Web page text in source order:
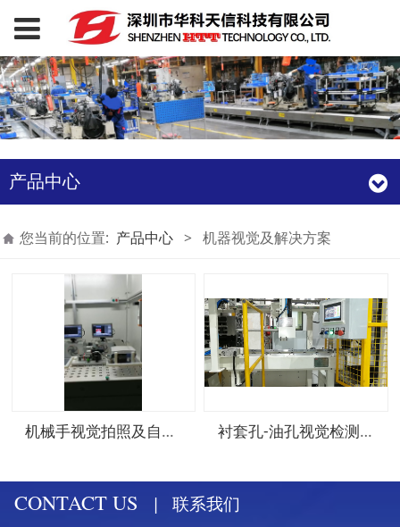
产品中心
您当前的位置: 产品中心 > 机器视觉及解决方案
机械手视觉拍照及自动编程工作站 衬套孔-油孔视觉检测机-1
CONTACT US | 联系我们